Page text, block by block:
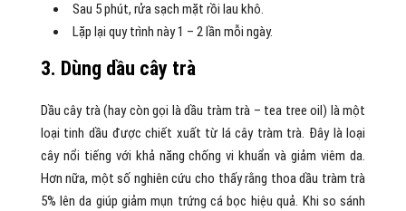
Sau 5 phút, rửa sạch mặt rồi lau khô.
Lặp lại quy trình này 1 – 2 lần mỗi ngày.
3. Dùng dầu cây trà
Dầu cây trà (hay còn gọi là dầu tràm trà – tea tree oil) là một
loại tinh dầu được chiết xuất từ lá cây tràm trà. Đây là loại
cây nổi tiếng với khả năng chống vi khuẩn và giảm viêm da.
Hơn nữa, một số nghiên cứu cho thấy rằng thoa dầu tràm trà
5% lên da giúp giảm mụn trứng cá bọc hiệu quả. Khi so sánh